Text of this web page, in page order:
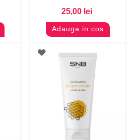
25,00 lei
Adauga in cos